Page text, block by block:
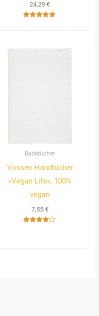
24,29€
Badetücher
Vossen Handtücher
»Vegan Life«, 100%
vegan
7,55 €